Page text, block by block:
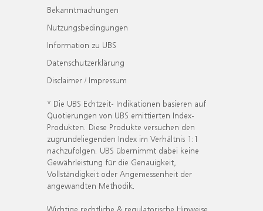
Bekanntmachungen
Nutzungsbedingungen
Information zu UBS
Datenschutzerklärung
Disclaimer / Impressum
* Die UBS Echtzeit- Indikationen basieren auf
Quotierungen von UBS emittierten Index-
Produkten. Diese Produkte versuchen den
zugrundeliegenden Index im Verhältnis 1:1
nachzufolgen. UBS übernimmt dabei keine
Gewährleistung für die Genauigkeit,
Vollständigkeit oder Angemessenheit der
angewandten Methodik.